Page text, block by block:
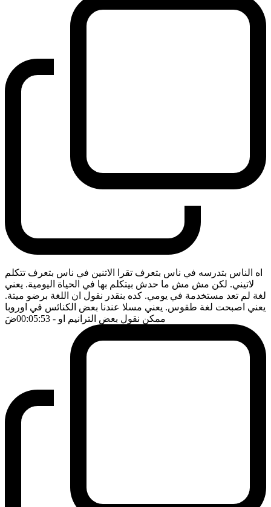
اه الناس بتدرسه في ناس بتعرف تقرا الاتنين في ناس بتعرف تتكلم
لاتيني. لكن مش مش ما حدش بيتكلم بها في الحياة اليومية. يعني
لغة لم تعد مستخدمة في يومي. كده بنقدر نقول ان اللغة برضو ميتة.
يعني اصبحت لغة طقوس. يعني مسلا عندنا بعض الكنائس في اوروبا
ممكن نقول بعض الترانيم او - 00:05:53 ضَ